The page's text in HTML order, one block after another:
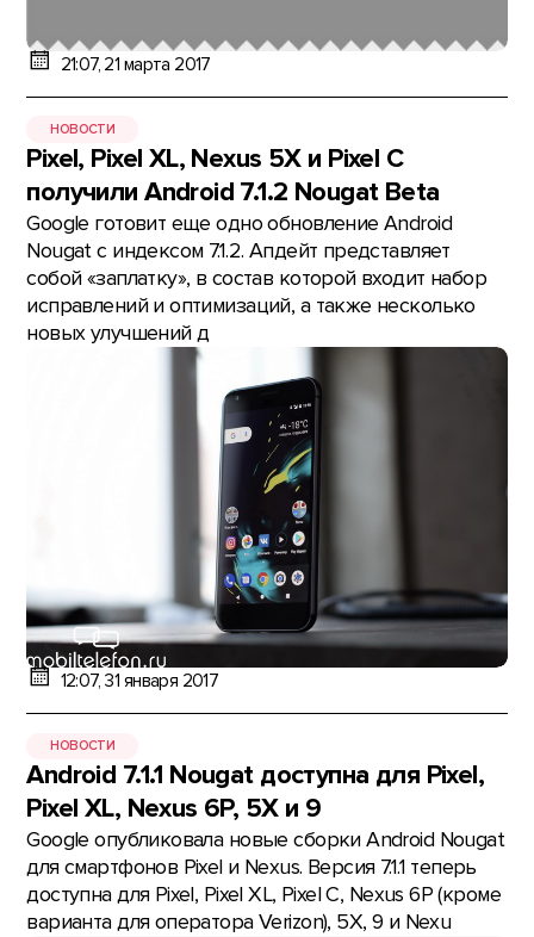
21:07, 21 марта 2017
НОВОСТИ
Pixel, Pixel XL, Nexus 5X и Pixel C
получили Android 7.1.2 Nougat Beta
Google готовит еще одно обновление Android
Nougat с индексом 7.1.2. Апдейт представляет
собой «заплатку», в состав которой входит набор
исправлений и оптимизаций, а также несколько
новых улучшений д
12:07, 31 января 2017
НОВОСТИ
Android 7.1.1 Nougat доступна для Pixel,
Pixel XL, Nexus 6P, 5X и 9
Google опубликовала новые сборки Android Nougat
для смартфонов Pixel и Nexus. Версия 7.1.1 теперь
доступна для Pixel, Pixel XL, Pixel C, Nexus 6P (кроме
варианта для оператора Verizon), 5X, 9 и Nexu